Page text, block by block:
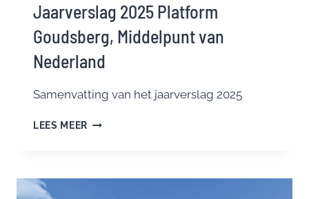
Jaarverslag 2025 Platform
Goudsberg, Middelpunt van
Nederland
Samenvatting van het jaarverslag 2025
LEES MEER JAARVERSLAG
MIDDELPUNT